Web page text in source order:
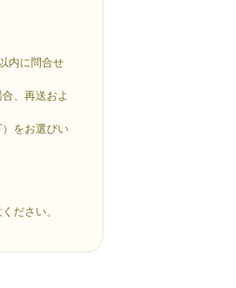
内に問合せ
、再送およ
をお選びい
ださい。